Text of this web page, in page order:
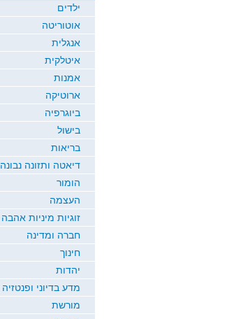
ילדים
אוטוריטה
אנגלית
איטלקית
אמנות
ארוטיקה
ביוגרפיה
בישול
בריאות
דיאטה ותזונה נבונה
הומור
העצמה
זוגיות מיניות אהבה
חברה ומדינה
חינוך
יהדות
מדע בדיוני ופנטזיה
מורשת